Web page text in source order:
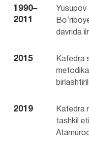
1990–
2011
Yusupov
davrida
2015
Kafedra
2019
Kafedra
tashkil